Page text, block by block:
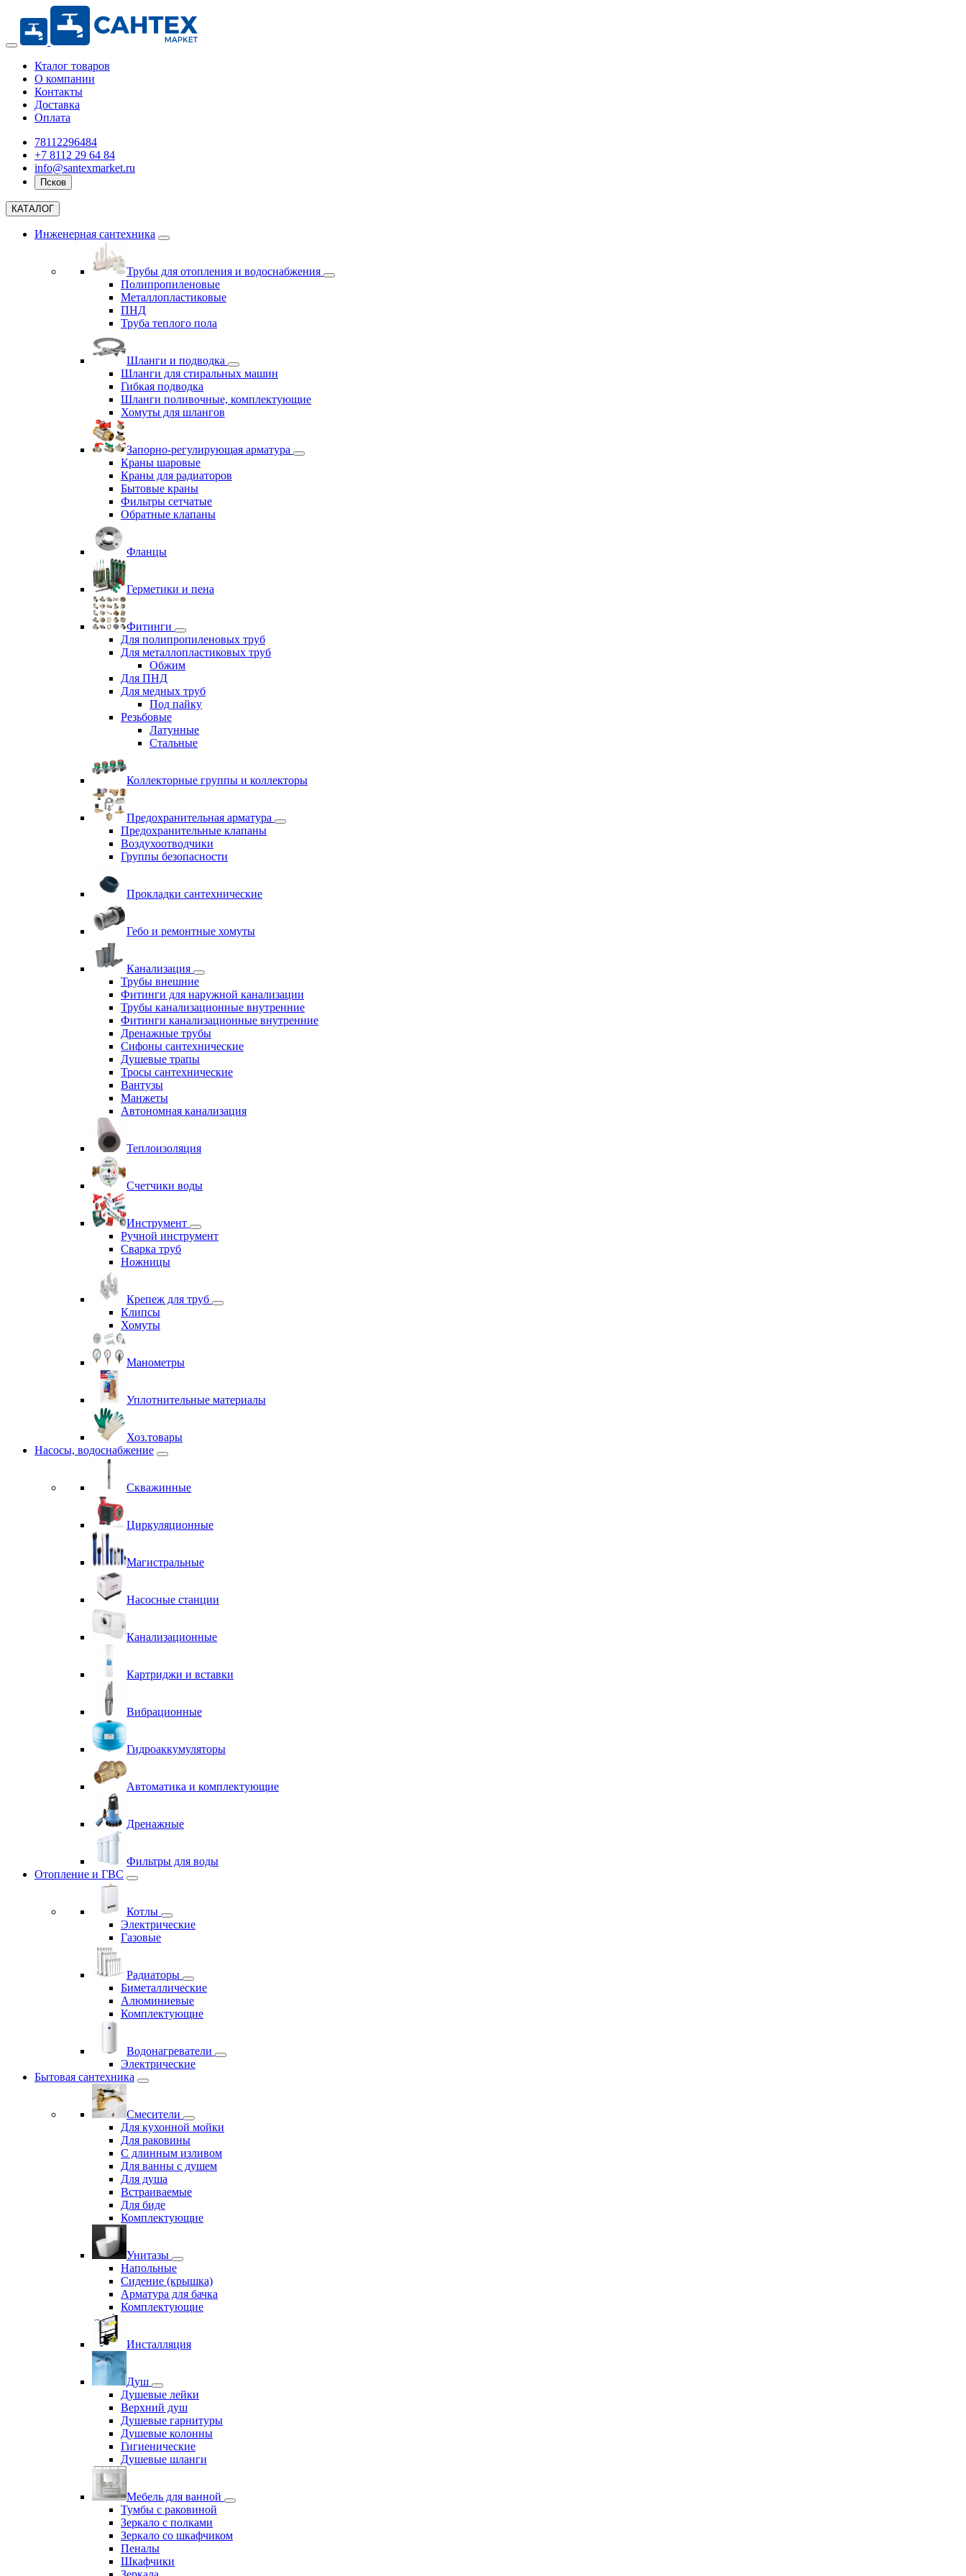
Кталог товаров
О компании
Контакты
Доставка
Оплата
78112296484
+7 8112 29 64 84
info@santexmarket.ru
Псков
КАТАЛОГ
Инженерная сантехника
Трубы для отопления и водоснабжения
Полипропиленовые
Металлопластиковые
ПНД
Труба теплого пола
Шланги и подводка
Шланги для стиральных машин
Гибкая подводка
Шланги поливочные, комплектующие
Хомуты для шлангов
Запорно-регулирующая арматура
Краны шаровые
Краны для радиаторов
Бытовые краны
Фильтры сетчатые
Обратные клапаны
Фланцы
Герметики и пена
Фитинги
Для полипропиленовых труб
Для металлопластиковых труб
Обжим
Для ПНД
Для медных труб
Под пайку
Резьбовые
Латунные
Cтальные
Коллекторные группы и коллекторы
Предохранительная арматура
Предохранительные клапаны
Воздухоотводчики
Группы безопасности
Прокладки сантехнические
Гебо и ремонтные хомуты
Канализация
Трубы внешние
Фитинги для наружной канализации
Трубы канализационные внутренние
Фитинги канализационные внутренние
Дренажные трубы
Сифоны сантехнические
Душевые трапы
Тросы сантехнические
Вантузы
Манжеты
Автономная канализация
Теплоизоляция
Счетчики воды
Инструмент
Ручной инструмент
Сварка труб
Ножницы
Крепеж для труб
Клипсы
Хомуты
Манометры
Уплотнительные материалы
Хоз.товары
Насосы, водоснабжение
Скважинные
Циркуляционные
Магистральные
Насосные станции
Канализационные
Картриджи и вставки
Вибрационные
Гидроаккумуляторы
Автоматика и комплектующие
Дренажные
Фильтры для воды
Отопление и ГВС
Котлы
Электрические
Газовые
Радиаторы
Биметаллические
Алюминиевые
Комплектующие
Водонагреватели
Электрические
Бытовая сантехника
Смесители
Для кухонной мойки
Для раковины
С длинным изливом
Для ванны с душем
Для душа
Встраиваемые
Для биде
Комплектующие
Унитазы
Напольные
Сидение (крышка)
Арматура для бачка
Комплектующие
Инсталляция
Душ
Душевые лейки
Верхний душ
Душевые гарнитуры
Душевые колонны
Гигиенические
Душевые шланги
Мебель для ванной
Тумбы с раковиной
Зеркало с полками
Зеркало со шкафчиком
Пеналы
Шкафчики